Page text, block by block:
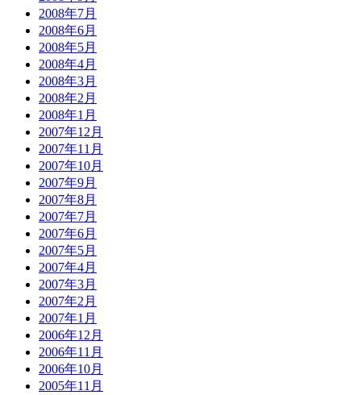
2008年7月
2008年6月
2008年5月
2008年4月
2008年3月
2008年2月
2008年1月
2007年12月
2007年11月
2007年10月
2007年9月
2007年8月
2007年7月
2007年6月
2007年5月
2007年4月
2007年3月
2007年2月
2007年1月
2006年12月
2006年11月
2006年10月
2005年11月